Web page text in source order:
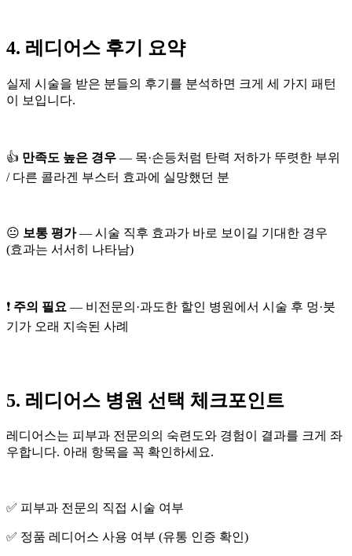
4. 레디어스 후기 요약
실제 시술을 받은 분들의 후기를 분석하면 크게 세 가지 패턴
이 보입니다.
👍 만족도 높은 경우 — 목·손등처럼 탄력 저하가 뚜렷한 부위
/ 다른 콜라겐 부스터 효과에 실망했던 분
😐 보통 평가— 시술 직후 효과가 바로 보이길 기대한 경우
(효과는 서서히 나타남)
❗ 주의 필요 — 비전문의·과도한 할인 병원에서 시술 후 멍·붓
기가 오래 지속된 사례
5. 레디어스 병원 선택 체크포인트
레디어스는 피부과 전문의의 숙련도와 경험이 결과를 크게 좌
우합니다. 아래 항목을 꼭 확인하세요.
✅ 피부과 전문의 직접 시술 여부
✅ 정품 레디어스 사용 여부 (유통 인증 확인)